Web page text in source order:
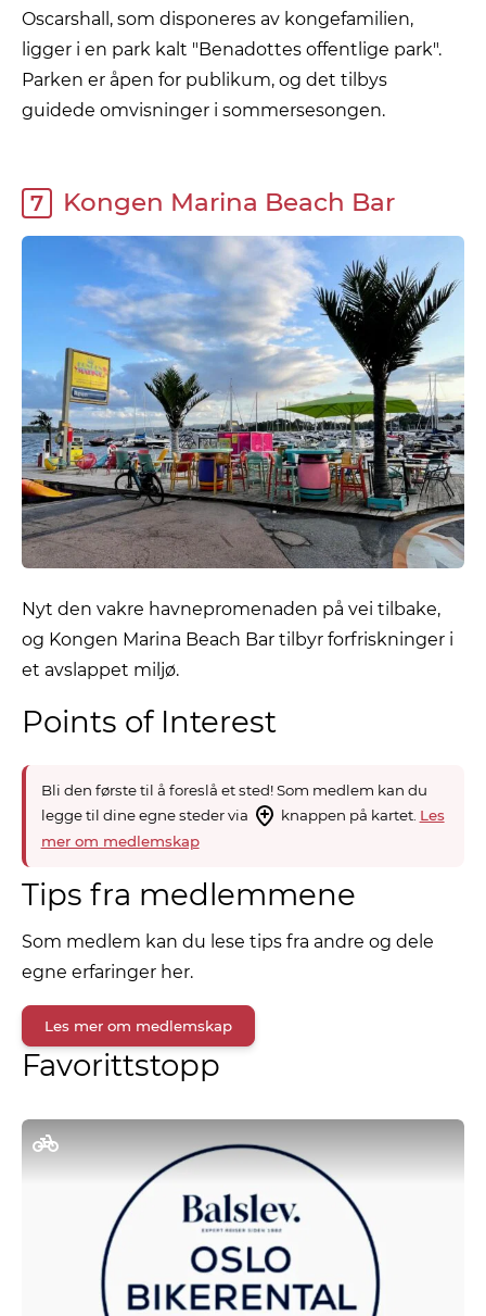
Oscarshall, som disponeres av kongefamilien,
ligger i en park kalt "Benadottes offentlige park".
Parken er åpen for publikum, og det tilbys
guidede omvisninger i sommersesongen.
7 Kongen Marina Beach Bar
Nyt den vakre havnepromenaden på vei tilbake,
og Kongen Marina Beach Bar tilbyr forfriskninger i
et avslappet miljø.
Points of Interest
Bli den første til å foreslå et sted! Som medlem kan du
legge til dine egne steder via
knappen på kartet. Les
mer om medlemskap
Tips fra medlemmene
Som medlem kan du lese tips fra andre og dele
egne erfaringer her.
Les mer om medlemskap
Favorittstopp